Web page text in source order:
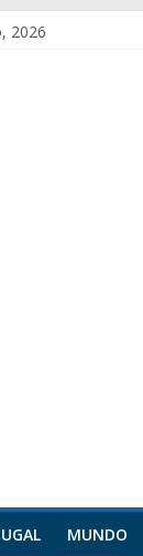
2026
MUNDO